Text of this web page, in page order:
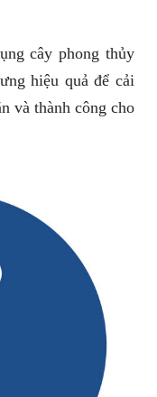
cây phong thủy
hiệu quả để cải
và thành công cho